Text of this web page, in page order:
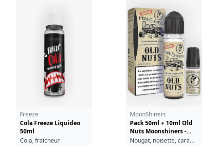
Freeze
Cola Freeze Liquideo
50ml
Cola, fraîcheur
MoonShiners
Pack 50ml + 10ml Old
Nuts Moonshiners -
03mg
Nougat, noisette, caramel